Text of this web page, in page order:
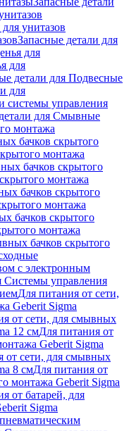
унитазов
Запасные детали для
для
для
детали для Подвесные
для
управления
для Смывные
монтажа
бачков скрытого
монтажа
бачков скрытого
монтажа
бачков скрытого
монтажа
бачков скрытого
монтажа
бачков скрытого
с электронным
Системы управления
Для питания от сети,
Geberit Sigma
от сети, для смывных
12 смДля питания от
Geberit Sigma
от сети, для смывных
8 смДля питания от
монтажа Geberit Sigma
от батарей, для
Sigma